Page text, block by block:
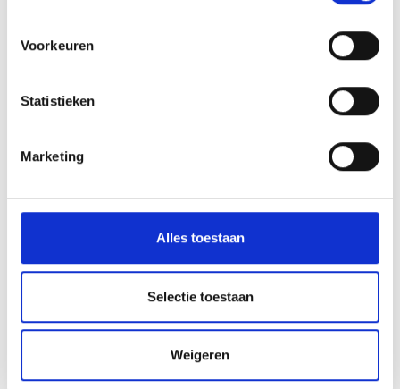
Voorkeuren
Statistieken
Marketing
Alles toestaan
Selectie toestaan
Weigeren
3-9- - 12-11-2026
Meer weten
Meer interessante links